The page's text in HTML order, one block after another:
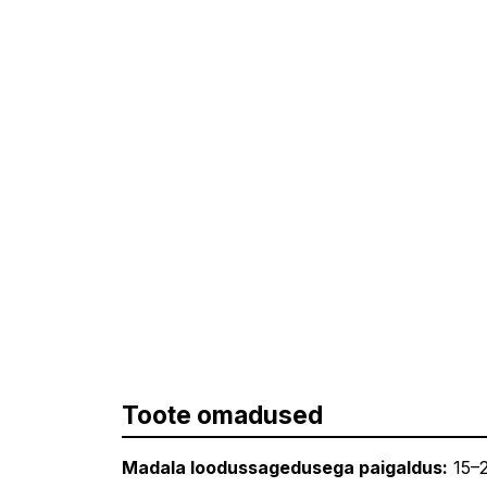
Toote omadused
Madala loodussagedusega paigaldus: